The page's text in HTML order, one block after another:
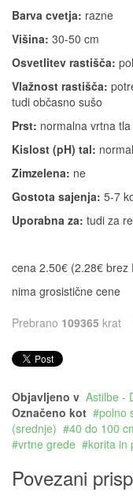
Barva cvetja: razne
Višina: 30-50 cm
Osvetlitev rastišča:
Vlažnost rastišča:
tudi občasno sušo
Prst: normalna vrtna
Kislost (pH) tal:
Zimzelena: ne
Gostota sajenja: 5-7
Uporabna za: tudi za
cena 2.50€ (2.28€ brez
nima grosistične cene
Prebrano 109365 krat
Objavljeno v Astilbe -
Označeno kot
polno
(srednje)
40 do 100
vrtne grede
korita in
Povezani